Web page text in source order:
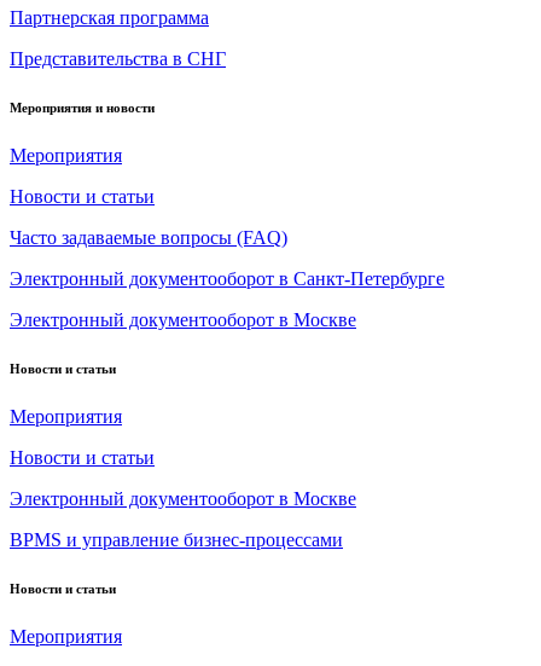
Партнерская программа
Представительства в СНГ
Мероприятия и новости
Мероприятия
Новости и статьи
Часто задаваемые вопросы (FAQ)
Электронный документооборот в Санкт-Петербурге
Электронный документооборот в Москве
Новости и статьи
Мероприятия
Новости и статьи
Электронный документооборот в Москве
BPMS и управление бизнес-процессами
Новости и статьи
Мероприятия